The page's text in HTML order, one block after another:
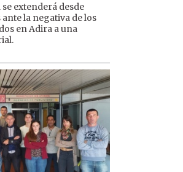
extenderá desde
la negativa de los
en Adira a una